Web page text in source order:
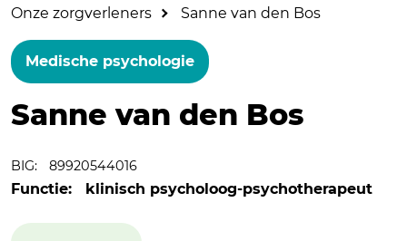
Onze zorgverleners
Sanne van den Bos
Medische psychologie
Sanne van den Bos
BIG: 89920544016
Functie: klinisch psycholoog-psychotherapeut